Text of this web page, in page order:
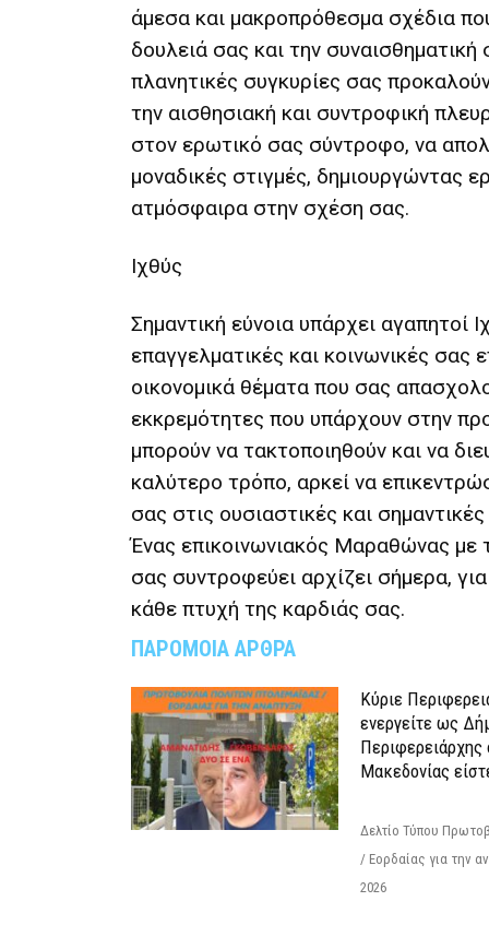
άμεσα και μακροπρόθεσμα σχέδια
δουλειά σας και την
πλανητικές συγκυρίες σας
την αισθησιακή και συντροφική
στον ερωτικό σας σύντροφο, να
μοναδικές στιγμές, δημιουργώντας
ατμόσφαιρα στην σχέση σας.
Ιχθύς
Σημαντική εύνοια υπάρχει αγαπητοί
επαγγελματικές και κοινωνικές σας
οικονομικά θέματα που σας
εκκρεμότητες που υπάρχουν στην
μπορούν να τακτοποιηθούν και να
καλύτερο τρόπο, αρκεί να
σας στις ουσιαστικές και
Ένας επικοινωνιακός Μαραθώνας με
σας συντροφεύει αρχίζει σήμερα,
κάθε πτυχή της καρδιάς σας.
ΠΑΡΟΜΟΙΑ ΑΡΘΡΑ
Κύριε
ενεργείτε ως
Περιφερειάρχης
Μακεδονίας
Δελτίο Τύπου
/ Εορδαίας για την
2026